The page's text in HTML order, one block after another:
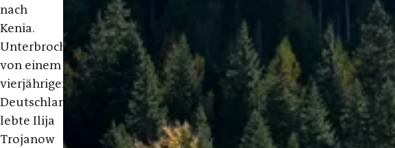
nach
Kenia.
Unterbrochen
von einem
vierjährigen
Deutschlandaufenthalt
lebte Ilija
Trojanow